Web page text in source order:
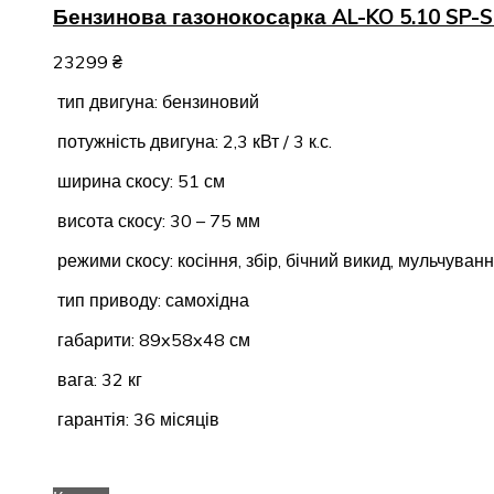
Бензинова газонокосарка AL-KO 5.10 SP-
23299 ₴
тип двигуна: бензиновий
потужність двигуна: 2,3 кВт / 3 к.с.
ширина скосу: 51 см
висота скосу: 30 – 75 мм
режими скосу: косіння, збір, бічний викид,
тип приводу: самохідна
габарити: 89x58x48 см
вага: 32 кг
гарантія: 36 місяців